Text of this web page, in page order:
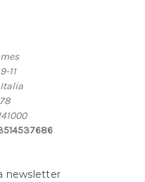
11
Italia
newsletter